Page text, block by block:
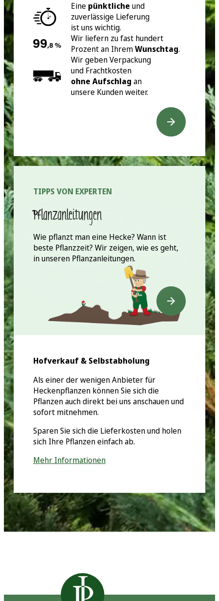
Eine pünktliche und
zuverlässige Lieferung
ist uns wichtig.
Wir liefern zu fast hundert
Prozent an IhremWunschtag.
Wir geben Verpackung
und Frachtkosten
ohne Aufschlag an
unsere Kunden weiter.
TIPPS VON EXPERTEN
Pflanzanleitungen
Wie pflanzt man eine Hecke? Wann ist
beste Pflanzzeit? Wir zeigen, wie es geht,
in unseren Pflanzanleitungen.
Hofverkauf & Selbstabholung
Als einer der wenigen Anbieter für
Heckenpflanzen können Sie sich die
Pflanzen auch direkt bei uns anschauen und
sofort mitnehmen.
Sparen Sie sich die Lieferkosten und holen
sich Ihre Pflanzen einfach ab.
Mehr Informationen